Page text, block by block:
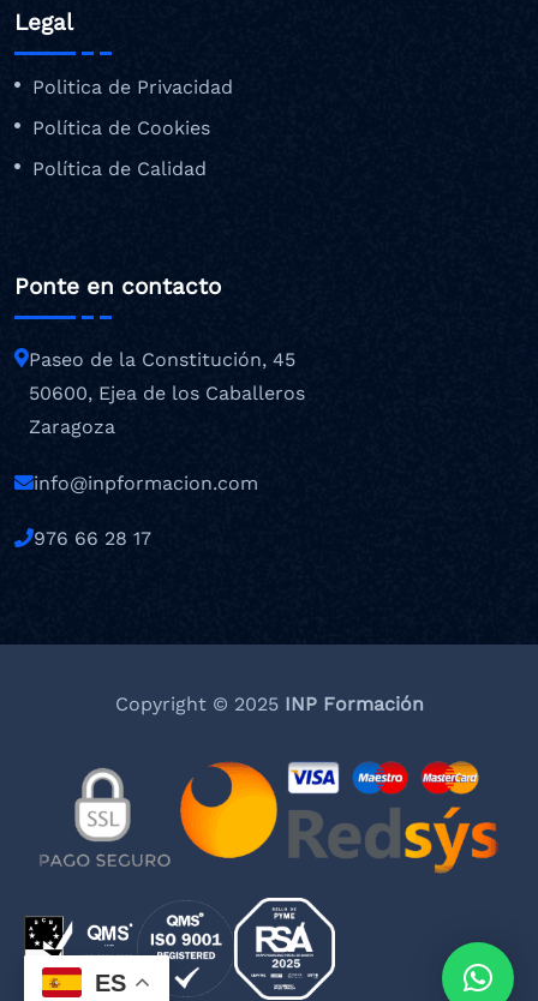
Legal
Politica de Privacidad
Política de Cookies
Política de Calidad
Ponte en contacto
Paseo de la Constitución, 45
50600, Ejea de los Caballeros
Zaragoza
info@inpformacion.com
976 66 28 17
Copyright © 2025INP Formación
ES